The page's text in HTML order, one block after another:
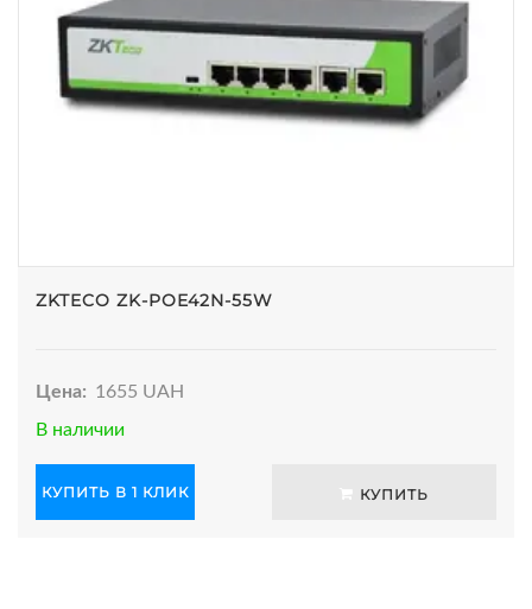
ZKTECO ZK-POE42N-55W
Цена: 1655 UAH
В наличии
КУПИТЬ В 1 КЛИК КУПИТЬ